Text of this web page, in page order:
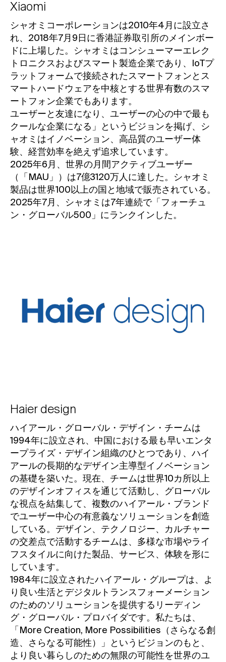
Xiaomi
シャオミコーポレーションは2010年4月に設立さ
れ、2018年7月9日に香港証券取引所のメインボー
ドに上場した。シャオミはコンシューマーエレク
トロニクスおよびスマート製造企業であり、IoTプ
ラットフォームで接続されたスマートフォンとス
マートハードウェアを中核とする世界有数のスマ
ートフォン企業でもあります。
ユーザーと友達になり、ユーザーの心の中で最も
クールな企業になる」というビジョンを掲げ、シ
ャオミはイノベーション、高品質のユーザー体
験、経営効率を絶えず追求しています。
2025年6月、世界の月間アクティブユーザー
（「MAU」）は7億3120万人に達した。シャオミ
製品は世界100以上の国と地域で販売されている。
2025年7月、シャオミは7年連続で「フォーチュ
ン・グローバル500」にランクインした。
Haier design
ハイアール・グローバル・デザイン・チームは
1994年に設立され、中国における最も早いエンタ
ープライズ・デザイン組織のひとつであり、ハイ
アールの長期的なデザイン主導型イノベーション
の基礎を築いた。現在、チームは世界10カ所以上
のデザインオフィスを通じて活動し、グローバル
な視点を結集して、複数のハイアール・ブランド
でユーザー中心の有意義なソリューションを創造
している。デザイン、テクノロジー、カルチャー
の交差点で活動するチームは、多様な市場やライ
フスタイルに向けた製品、サービス、体験を形に
しています。
1984年に設立されたハイアール・グループは、よ
り良い生活とデジタルトランスフォーメーション
のためのソリューションを提供するリーディン
グ・グローバル・プロバイダです。私たちは、
「More Creation, More Possibilities（さらなる創
造、さらなる可能性）」というビジョンのもと、
より良い暮らしのための無限の可能性を世界のユ